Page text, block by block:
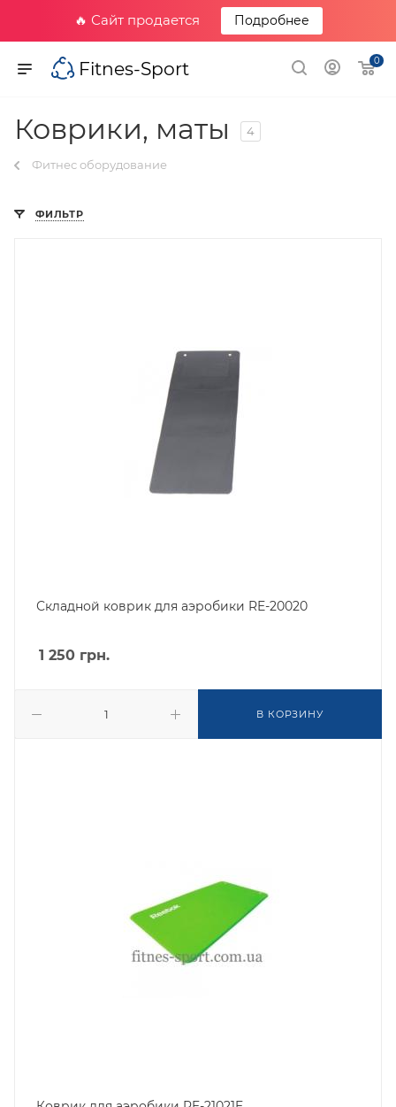
🔥 Сайт продается Подробнее
Fitnes-Sport 0
Коврики, маты 4
Фитнес оборудование
ФИЛЬТР
Складной коврик для аэробики RE-20020
1 250 грн.
В КОРЗИНУ